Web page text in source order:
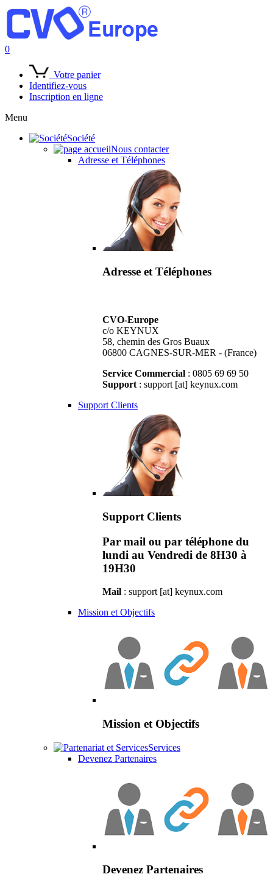
0
Votre panier
Identifiez-vous
Inscription en ligne
Menu
Société
Nous contacter
Adresse et Téléphones
Adresse et Téléphones
CVO-Europe
c/o KEYNUX
58, chemin des Gros Buaux
06800 CAGNES-SUR-MER - (France)
Service Commercial : 0805 69 69 50
Support : support [at] keynux.com
Support Clients
Support Clients
Par mail ou par téléphone du
lundi au Vendredi de 8H30 à
19H30
Mail : support [at] keynux.com
Mission et Objectifs
Mission et Objectifs
Services
Devenez Partenaires
Devenez Partenaires